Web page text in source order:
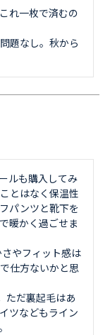
れ一枚で済むの
題なし。秋から
ルも購入してみ
とはなく保温性
パンツと靴下を
暖かく過ごせま
やフィット感は
仕方ないかと思
ただ裏起毛はあ
ツなどもライン